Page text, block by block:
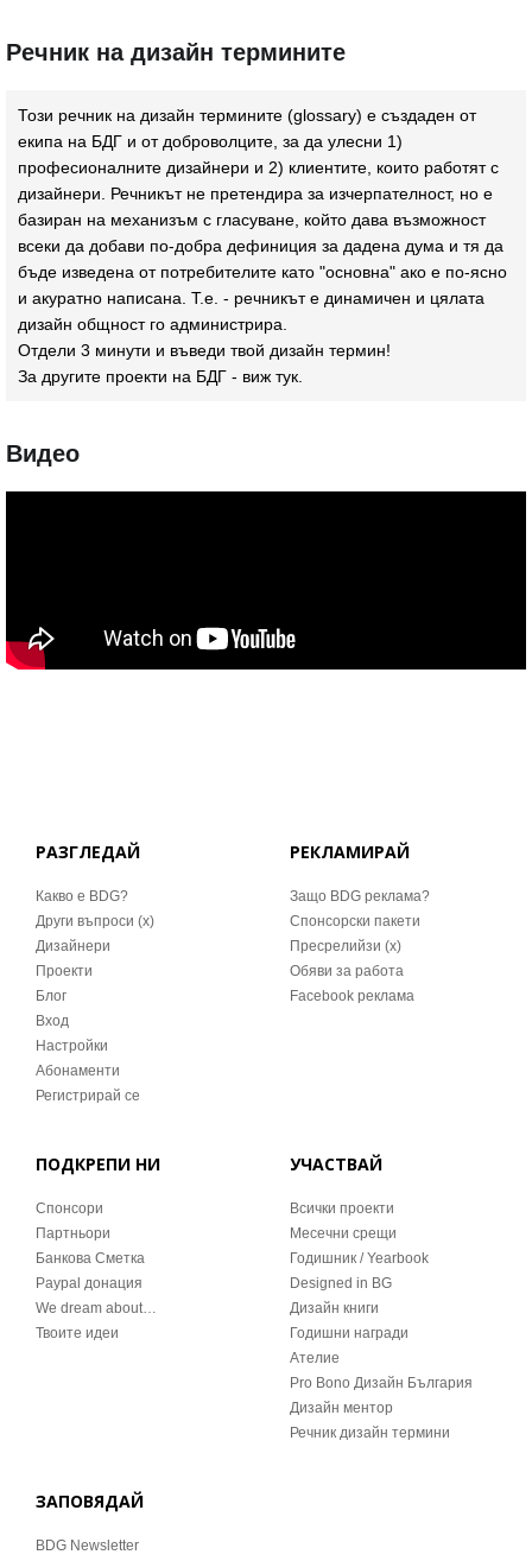
Речник на дизайн термините
Този речник на дизайн термините (glossary) e създаден от
екипа на БДГ и от доброволците, за да улесни 1)
професионалните дизайнери и 2) клиентите, които работят с
дизайнери. Речникът не претендира за изчерпателност, но е
базиран на механизъм с гласуване, който дава възможност
всеки да добави по-добра дефиниция за дадена дума и тя да
бъде изведена от потребителите като "основна" ако е по-ясно
и акуратно написана. Т.е. - речникът е динамичен и цялата
дизайн общност го администрира.
Отдели 3 минути и въведи твой дизайн термин!
За другите проекти на БДГ - виж тук
Видео
РАЗГЛЕДАЙ
Какво е BDG?
Други въпроси (x)
Дизайнери
Проекти
Блог
Вход
Настройки
Абонаменти
Регистрирай се
РЕКЛАМИРАЙ
Защо BDG реклама?
Спонсорски пакети
Пресрелийзи (x)
Обяви за работа
Facebook реклама
ПОДКРЕПИ НИ
Спонсори
Партньори
Банкова Сметка
Paypal донация
We dream about…
Твоите идеи
УЧАСТВАЙ
Всички проекти
Месечни срещи
Годишник / Yearbook
Designed in BG
Дизайн книги
Годишни награди
Ателие
Pro Bono Дизайн България
Дизайн ментор
Речник дизайн термини
ЗАПОВЯДАЙ
BDG Newsletter